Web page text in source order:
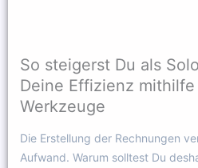
So steigerst Du als
Deine Effizienz
Werkzeuge
Die Erstellung der Rechnungen
Aufwand. Warum solltest Du